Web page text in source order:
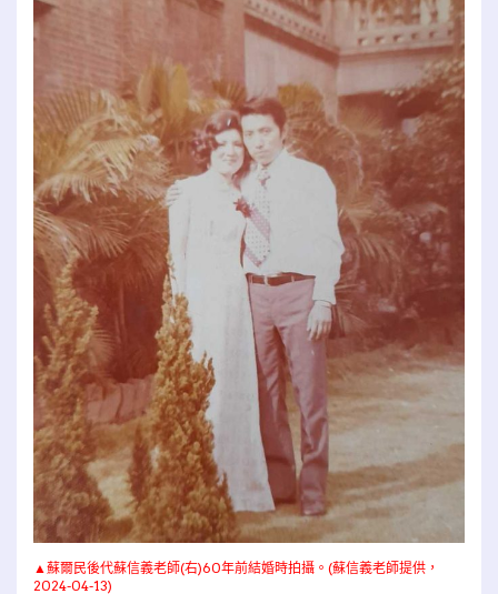
▲蘇爾民後代蘇信義老師(右)60年前結婚時拍攝。(蘇信義老師提供，
2024-04-13)